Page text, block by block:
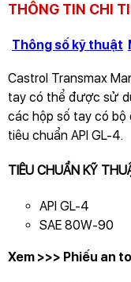
THÔNG TIN CHI
Thông số kỹ thuật
Castrol Transmax
tay có thể được sử
các hộp số tay có
tiêu chuẩn API GL-4.
TIÊU CHUẨN KỸ
API GL-4
SAE 80W-90
Xem >>> Phiếu an